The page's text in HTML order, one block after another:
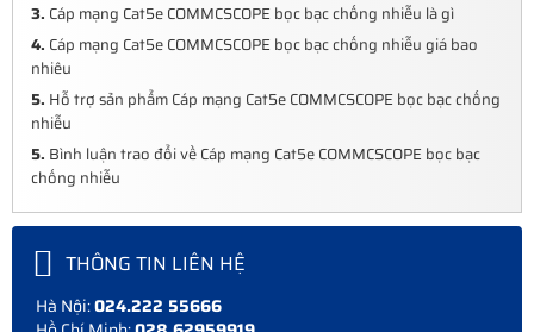
3. Cáp mạng Cat5e COMMCSCOPE bọc bạc chống nhiễu là gì
4. Cáp mạng Cat5e COMMCSCOPE bọc bạc chống nhiễu giá bao
nhiêu
5. Hỗ trợ sản phẩm Cáp mạng Cat5e COMMCSCOPE bọc bạc chống
nhiễu
5. Bình luận trao đổi về Cáp mạng Cat5e COMMCSCOPE bọc bạc
chống nhiễu
THÔNG TIN LIÊN HỆ
Hà Nội:024.222 55666